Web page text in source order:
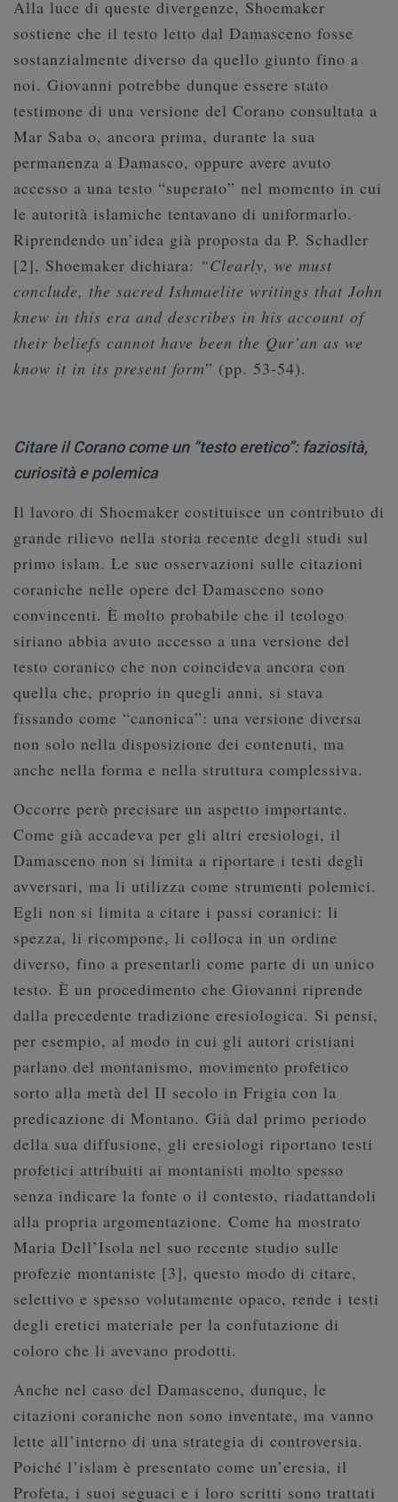
Alla luce di queste divergenze, Shoemaker
sostiene che il testo letto dal Damasceno fosse
sostanzialmente diverso da quello giunto fino a
noi. Giovanni potrebbe dunque essere stato
testimone di una versione del Corano consultata a
Mar Saba o, ancora prima, durante la sua
permanenza a Damasco, oppure avere avuto
accesso a una testo “superato” nel momento in cui
le autorità islamiche tentavano di uniformarlo.
Riprendendo un’idea già proposta da P. Schadler
[2], Shoemaker dichiara: “Clearly, we must
conclude, the sacred Ishmaelite writings that John
knew in this era and describes in his account of
their beliefs cannot have been the Qur’an as we
know it in its present form” (pp. 53-54).
Citare il Corano come un “testo eretico”: faziosità,
curiosità e polemica
Il lavoro di Shoemaker costituisce un contributo di
grande rilievo nella storia recente degli studi sul
primo islam. Le sue osservazioni sulle citazioni
coraniche nelle opere del Damasceno sono
convincenti. È molto probabile che il teologo
siriano abbia avuto accesso a una versione del
testo coranico che non coincideva ancora con
quella che, proprio in quegli anni, si stava
fissando come “canonica”: una versione diversa
non solo nella disposizione dei contenuti, ma
anche nella forma e nella struttura complessiva.
Occorre però precisare un aspetto importante.
Come già accadeva per gli altri eresiologi, il
Damasceno non si limita a riportare i testi degli
avversari, ma li utilizza come strumenti polemici.
Egli non si limita a citare i passi coranici: li
spezza, li ricompone, li colloca in un ordine
diverso, fino a presentarli come parte di un unico
testo. È un procedimento che Giovanni riprende
dalla precedente tradizione eresiologica. Si pensi,
per esempio, al modo in cui gli autori cristiani
parlano del montanismo, movimento profetico
sorto alla metà del II secolo in Frigia con la
predicazione di Montano. Già dal primo periodo
della sua diffusione, gli eresiologi riportano testi
profetici attribuiti ai montanisti molto spesso
senza indicare la fonte o il contesto, riadattandoli
alla propria argomentazione. Come ha mostrato
Maria Dell’Isola nel suo recente studio sulle
profezie montaniste [3], questo modo di citare,
selettivo e spesso volutamente opaco, rende i testi
degli eretici materiale per la confutazione di
coloro che li avevano prodotti.
Anche nel caso del Damasceno, dunque, le
citazioni coraniche non sono inventate, ma vanno
lette all’interno di una strategia di controversia.
Poiché l’islam è presentato come un’eresia, il
Profeta, i suoi seguaci e i loro scritti sono trattati